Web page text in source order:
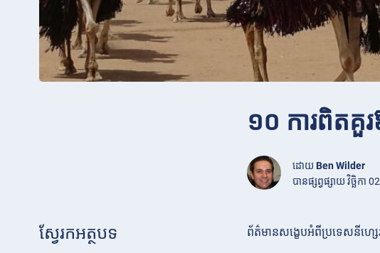
១០ ការពិតគួ
ដោយ Ben Wilder
បានផ្សព្វផ្សាយ វិច្ឆិកា
ស្វែរកអត្ថបទ ព័ត៌មានសង្ខេបអំពីប្រទេសនីហ្សេ